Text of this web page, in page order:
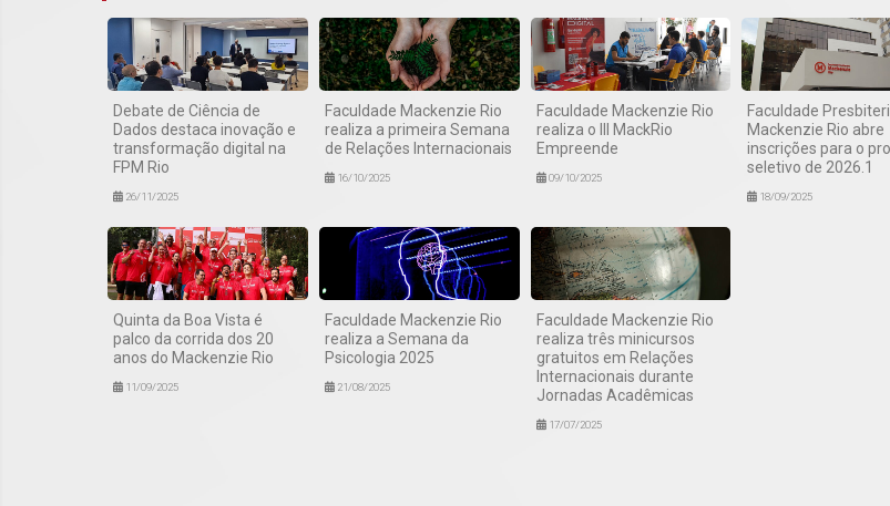
Debate de Ciência de
Dados destaca inovação e
transformação digital na
FPM Rio
26/11/2025
Faculdade Mackenzie Rio
realiza a primeira Semana
de Relações Internacionais
16/10/2025
Faculdade Mackenzie Rio
realiza o III MackRio
Empreende
09/10/2025
Faculdade
Mackenzie Rio abre
inscrições para o
seletivo de 2026.1
18/09/2025
Quinta da Boa Vista é
palco da corrida dos 20
anos do Mackenzie Rio
11/09/2025
Faculdade Mackenzie Rio
realiza a Semana da
Psicologia 2025
21/08/2025
Faculdade Mackenzie Rio
realiza três minicursos
gratuitos em Relações
Internacionais durante
Jornadas Acadêmicas
17/07/2025